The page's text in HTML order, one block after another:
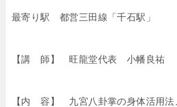
最寄り駅 都営三田線「千石駅」
【講 師】 旺龍堂代表 小幡良祐
【内 容】 九宮八卦掌の身体活用法